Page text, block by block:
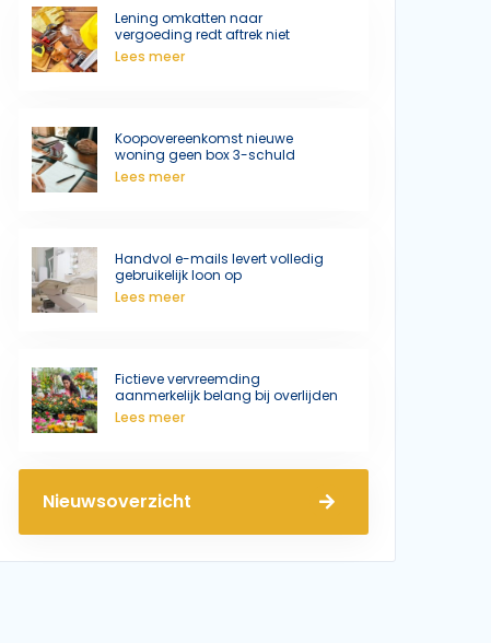
Lening omkatten naar
vergoeding redt aftrek niet
Lees meer
Koopovereenkomst nieuwe
woning geen box 3-schuld
Lees meer
Handvol e-mails levert volledig
gebruikelijk loon op
Lees meer
Fictieve vervreemding
aanmerkelijk belang bij overlijden
Lees meer
Nieuwsoverzicht